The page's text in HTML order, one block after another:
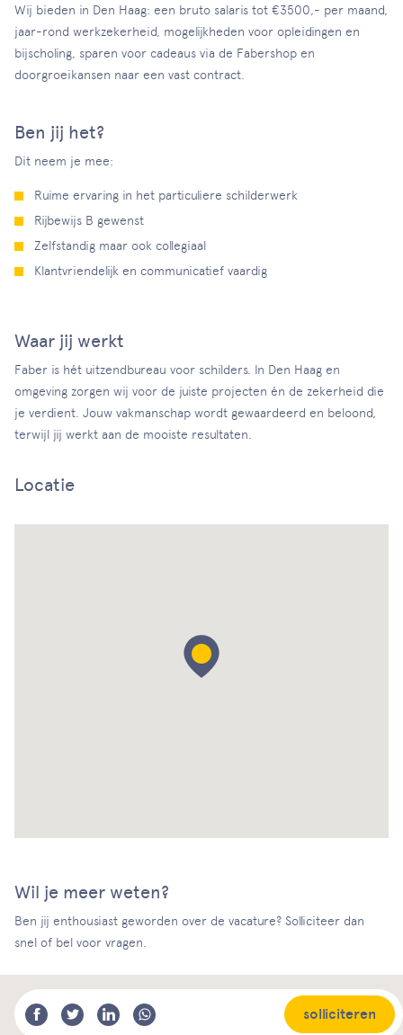
Wij bieden in Den Haag: een bruto salaris tot €3500,- per maand,
jaar-rond werkzekerheid, mogelijkheden voor opleidingen en
bijscholing, sparen voor cadeaus via de Fabershop en
doorgroeikansen naar een vast contract.
Ben jij het?
Dit neem je mee:
Ruime ervaring in het particuliere schilderwerk
Rijbewijs B gewenst
Zelfstandig maar ook collegiaal
Klantvriendelijk en communicatief vaardig
Waar jij werkt
Faber is hét uitzendbureau voor schilders. In Den Haag en
omgeving zorgen wij voor de juiste projecten én de zekerheid die
je verdient. Jouw vakmanschap wordt gewaardeerd en beloond,
terwijl jij werkt aan de mooiste resultaten.
Locatie
Wil je meer weten?
Ben jij enthousiast geworden over de vacature? Solliciteer dan
snel of bel voor vragen.
solliciteren